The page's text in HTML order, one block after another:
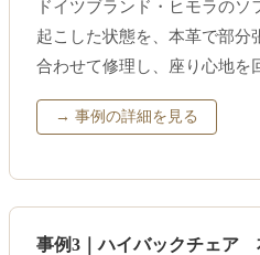
ドイツブランド・ヒモラの
起こした状態を、本革で部分
合わせて修理し、座り心地を
→ 事例の詳細を見る
事例3｜ハイバックチェア